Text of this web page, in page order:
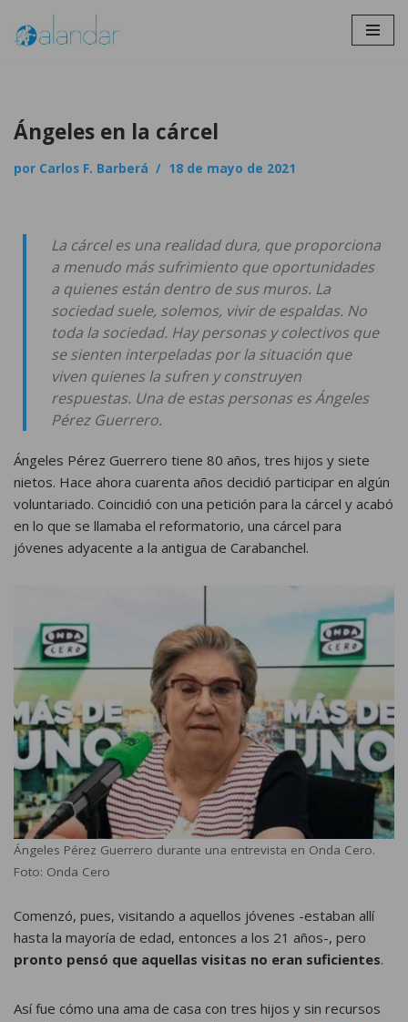
Saltar
Ángeles en la cárcel
por Carlos F. Barberá 18 de mayo de 2021
La cárcel es una realidad dura, que proporciona
a menudo más sufrimiento que oportunidades
a quienes están dentro de sus muros. La
sociedad suele, solemos, vivir de espaldas. No
toda la sociedad. Hay personas y colectivos que
se sienten interpeladas por la situación que
viven quienes la sufren y construyen
respuestas. Una de estas personas es Ángeles
Pérez Guerrero.
Ángeles Pérez Guerrero tiene 80 años, tres hijos y siete
nietos. Hace ahora cuarenta años decidió participar en algún
voluntariado. Coincidió con una petición para la cárcel y acabó
en lo que se llamaba el reformatorio, una cárcel para
jóvenes adyacente a la antigua de Carabanchel.
Ángeles Pérez Guerrero durante una entrevista en Onda Cero.
Foto: Onda Cero
Comenzó, pues, visitando a aquellos jóvenes -estaban allí
hasta la mayoría de edad, entonces a los 21 años-, pero
pronto pensó que aquellas visitas no eran suficientes.
Así fue cómo una ama de casa con tres hijos y sin recursos